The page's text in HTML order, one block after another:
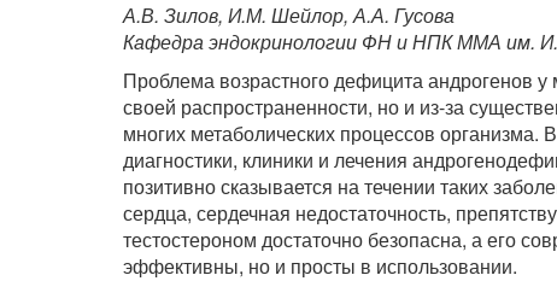
А.В. Зилов, И.М. Шейлор, А.А. Гусова
Кафедра эндокринологии ФН и НПК ММА им.
Проблема возрастного дефицита андрогенов
своей распространенности, но и из-за
многих метаболических процессов
диагностики, клиники и лечения
позитивно сказывается на течении таких
сердца, сердечная недостаточность,
тестостероном достаточно безопасна, а его
эффективны, но и просты в использовании.